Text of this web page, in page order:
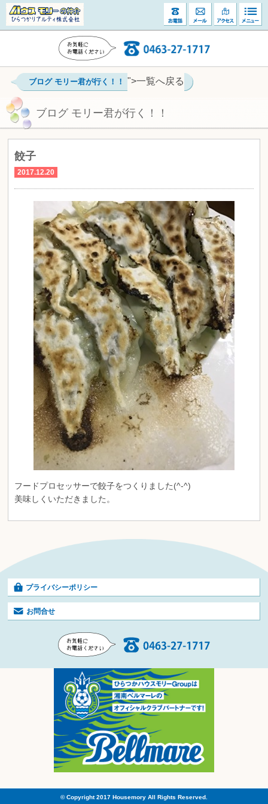
ブログ モリー君が行く！！ ">一覧へ戻る
ブログ モリー君が行く！！
餃子
2017.12.20
フードプロセッサーで餃子をつくりました(^-^)
美味しくいただきました。
プライバシーポリシー
お問合せ
© Copyright 2017 Housemory All Rights Reserved.